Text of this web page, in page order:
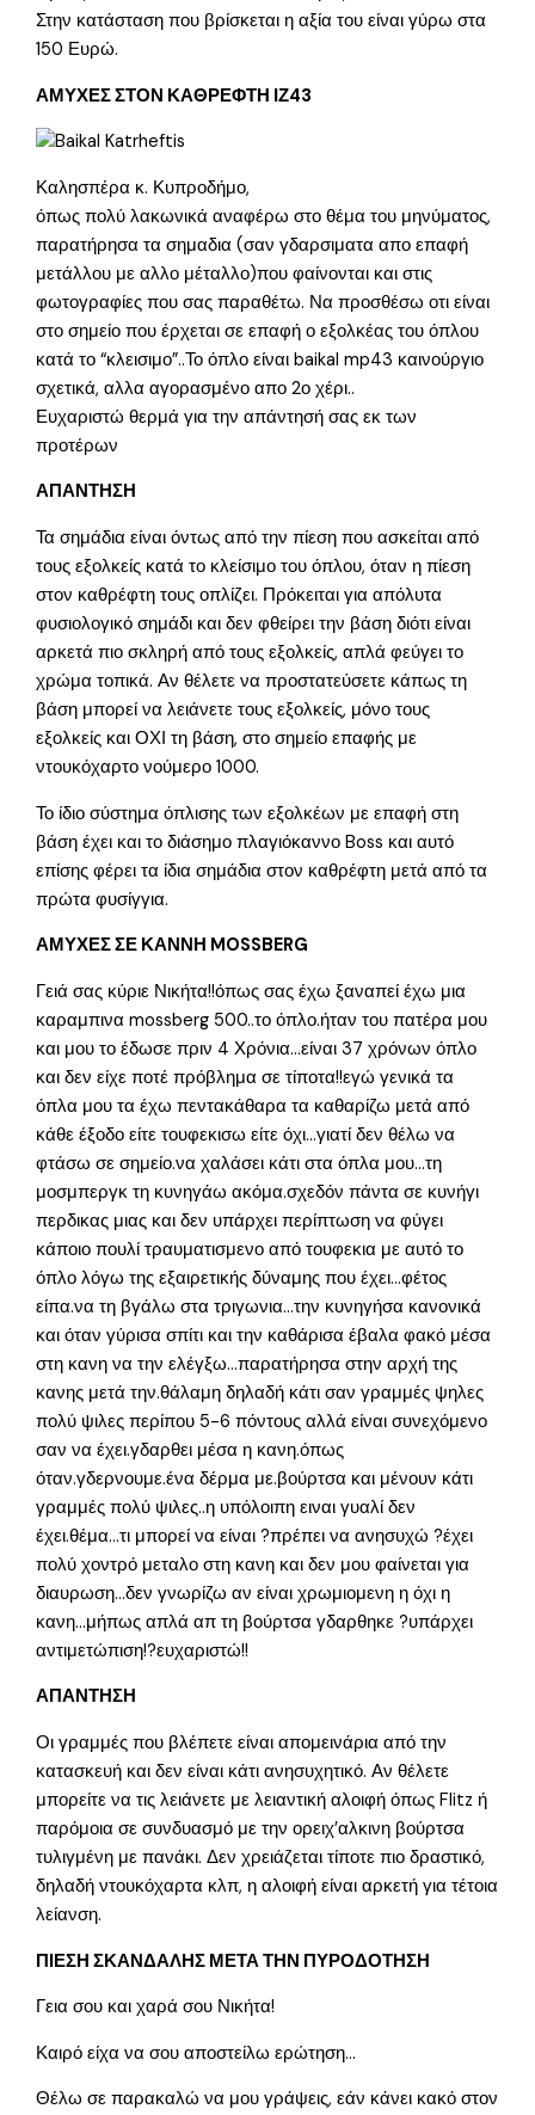
Στην κατάσταση που βρίσκεται η αξία του είναι γύρω στα
150 Ευρώ.
ΑΜΥΧΕΣ ΣΤΟΝ ΚΑΘΡΕΦΤΗ ΙΖ43
Καλησπέρα κ. Κυπροδήμο,
όπως πολύ λακωνικά αναφέρω στο θέμα του μηνύματος,
παρατήρησα τα σημαδια (σαν γδαρσιματα απο επαφή
μετάλλου με αλλο μέταλλο)που φαίνονται και στις
φωτογραφίες που σας παραθέτω. Να προσθέσω οτι είναι
στο σημείο που έρχεται σε επαφή ο εξολκέας του όπλου
κατά το “κλεισιμο”..Το όπλο είναι baikal mp43 καινούργιο
σχετικά, αλλα αγορασμένο απο 2ο χέρι..
Ευχαριστώ θερμά για την απάντησή σας εκ των
προτέρων
ΑΠΑΝΤΗΣΗ
Τα σημάδια είναι όντως από την πίεση που ασκείται από
τους εξολκείς κατά το κλείσιμο του όπλου, όταν η πίεση
στον καθρέφτη τους οπλίζει. Πρόκειται για απόλυτα
φυσιολογικό σημάδι και δεν φθείρει την βάση διότι είναι
αρκετά πιο σκληρή από τους εξολκείς, απλά φεύγει το
χρώμα τοπικά. Αν θέλετε να προστατεύσετε κάπως τη
βάση μπορεί να λειάνετε τους εξολκείς, μόνο τους
εξολκείς και ΟΧΙ τη βάση, στο σημείο επαφής με
ντουκόχαρτο νούμερο 1000.
Το ίδιο σύστημα όπλισης των εξολκέων με επαφή στη
βάση έχει και το διάσημο πλαγιόκαννο Boss και αυτό
επίσης φέρει τα ίδια σημάδια στον καθρέφτη μετά από τα
πρώτα φυσίγγια.
ΑΜΥΧΕΣ ΣΕ ΚΑΝΝΗ MOSSBERG
Γειά σας κύριε Νικήτα!!όπως σας έχω ξαναπεί έχω μια
καραμπινα mossberg 500..το όπλο.ήταν του πατέρα μου
και μου το έδωσε πριν 4 Χρόνια…είναι 37 χρόνων όπλο
και δεν είχε ποτέ πρόβλημα σε τίποτα!!εγώ γενικά τα
όπλα μου τα έχω πεντακάθαρα τα καθαρίζω μετά από
κάθε έξοδο είτε τουφεκισω είτε όχι…γιατί δεν θέλω να
φτάσω σε σημείο.να χαλάσει κάτι στα όπλα μου…τη
μοσμπεργκ τη κυνηγάω ακόμα.σχεδόν πάντα σε κυνήγι
περδικας μιας και δεν υπάρχει περίπτωση να φύγει
κάποιο πουλί τραυματισμενο από τουφεκια με αυτό το
όπλο λόγω της εξαιρετικής δύναμης που έχει…φέτος
είπα.να τη βγάλω στα τριγωνια…την κυνηγήσα κανονικά
και όταν γύρισα σπίτι και την καθάρισα έβαλα φακό μέσα
στη κανη να την ελέγξω…παρατήρησα στην αρχή της
κανης μετά την.θάλαμη δηλαδή κάτι σαν γραμμές ψηλες
πολύ ψιλες περίπου 5-6 πόντους αλλά είναι συνεχόμενο
σαν να έχει.γδαρθει μέσα η κανη.όπως
όταν.γδερνουμε.ένα δέρμα με.βούρτσα και μένουν κάτι
γραμμές πολύ ψιλες..η υπόλοιπη ειναι γυαλί δεν
έχει.θέμα…τι μπορεί να είναι ?πρέπει να ανησυχώ ?έχει
πολύ χοντρό μεταλο στη κανη και δεν μου φαίνεται για
διαυρωση…δεν γνωρίζω αν είναι χρωμιομενη η όχι η
κανη…μήπως απλά απ τη βούρτσα γδαρθηκε ?υπάρχει
αντιμετώπιση!?ευχαριστώ!!
ΑΠΑΝΤΗΣΗ
Οι γραμμές που βλέπετε είναι απομεινάρια από την
κατασκευή και δεν είναι κάτι ανησυχητικό. Αν θέλετε
μπορείτε να τις λειάνετε με λειαντική αλοιφή όπως Flitz ή
παρόμοια σε συνδυασμό με την ορειχ’αλκινη βούρτσα
τυλιγμένη με πανάκι. Δεν χρειάζεται τίποτε πιο δραστικό,
δηλαδή ντουκόχαρτα κλπ, η αλοιφή είναι αρκετή για τέτοια
λείανση.
ΠΙΕΣΗ ΣΚΑΝΔΑΛΗΣ ΜΕΤΑ ΤΗΝ ΠΥΡΟΔΟΤΗΣΗ
Γεια σου και χαρά σου Νικήτα!
Καιρό είχα να σου αποστείλω ερώτηση…
Θέλω σε παρακαλώ να μου γράψεις, εάν κάνει κακό στον